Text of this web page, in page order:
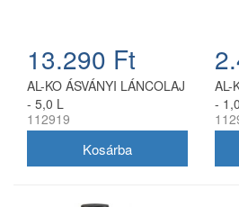
13.290 Ft
AL-KO ÁSVÁNYI LÁNCOLAJ
- 5,0 L
112919
AL-
-